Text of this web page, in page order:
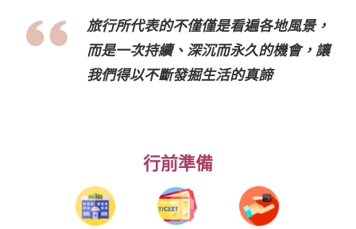
旅行所代表的不僅僅是看遍各地風景，
而是一次持續、深沉而永久的機會，讓
我們得以不斷發掘生活的真諦
行前準備